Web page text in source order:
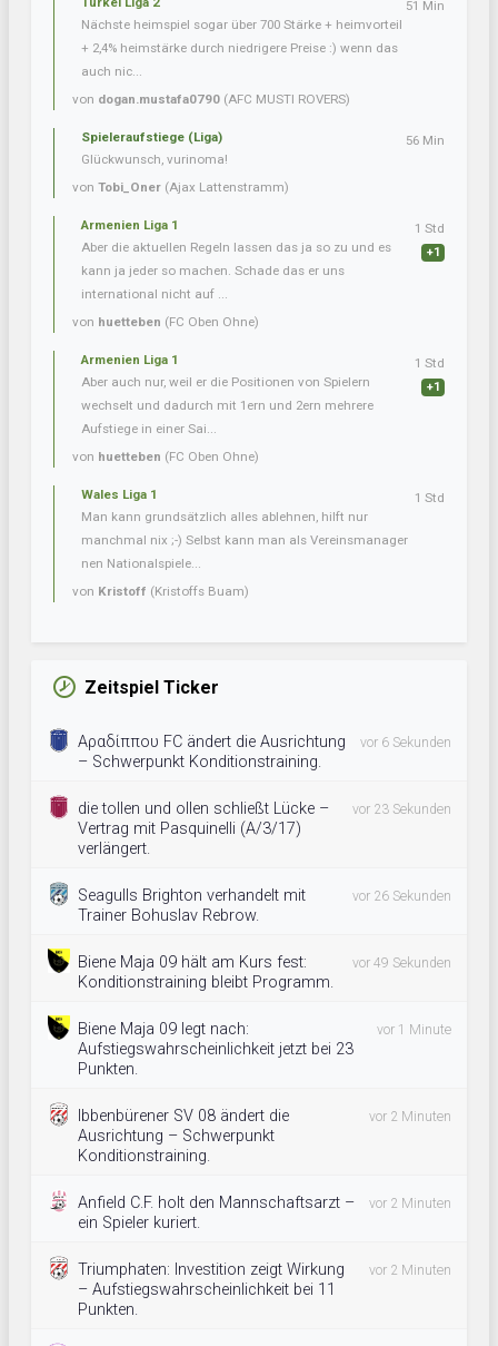
Nächste heimspiel sogar über 700 Stärke + heimvorteil
+ 2,4% heimstärke durch niedrigere Preise :) wenn das
auch nic...
von dogan.mustafa0790 (AFC MUSTI ROVERS)
51 Min
Spieleraufstiege (Liga)
Glückwunsch, vurinoma!
von Tobi_Oner (Ajax Lattenstramm)
56 Min
Armenien Liga 1
Aber die aktuellen Regeln lassen das ja so zu und es
kann ja jeder so machen. Schade das er uns
international nicht auf ...
von huetteben (FC Oben Ohne)
1 Std
+1
Armenien Liga 1
Aber auch nur, weil er die Positionen von Spielern
wechselt und dadurch mit 1ern und 2ern mehrere
Aufstiege in einer Sai...
von huetteben (FC Oben Ohne)
1 Std
+1
Wales Liga 1
Man kann grundsätzlich alles ablehnen, hilft nur
manchmal nix ;-) Selbst kann man als Vereinsmanager
nen Nationalspiele...
von Kristoff (Kristoffs Buam)
1 Std
Zeitspiel Ticker
Αραδίππου FC ändert die Ausrichtung
– Schwerpunkt Konditionstraining.
vor 6 Sekunden
die tollen und ollen schließt Lücke –
Vertrag mit Pasquinelli (A/3/17)
verlängert.
vor 23 Sekunden
Seagulls Brighton verhandelt mit
Trainer Bohuslav Rebrow.
vor 26 Sekunden
Biene Maja 09 hält am Kurs fest:
Konditionstraining bleibt Programm.
vor 49 Sekunden
Biene Maja 09 legt nach:
Aufstiegswahrscheinlichkeit jetzt bei 23
Punkten.
vor 1 Minute
Ibbenbürener SV 08 ändert die
Ausrichtung – Schwerpunkt
Konditionstraining.
vor 2 Minuten
Anfield C.F. holt den Mannschaftsarzt –
ein Spieler kuriert.
vor 2 Minuten
Triumphaten: Investition zeigt Wirkung
– Aufstiegswahrscheinlichkeit bei 11
Punkten.
vor 2 Minuten